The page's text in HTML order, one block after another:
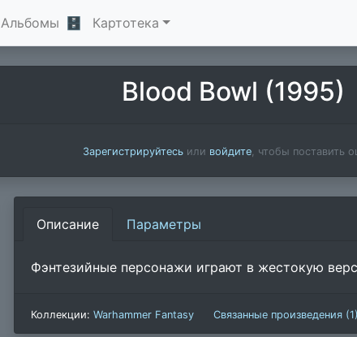
Альбомы 🗄 Картотека
Blood Bowl (1995)
Зарегистрируйтесьили войдите, чтобы поставить
Описание Параметры
Фэнтезийные персонажи играют в жестокую
Коллекции: Warhammer Fantasy Связанные произведения (1)